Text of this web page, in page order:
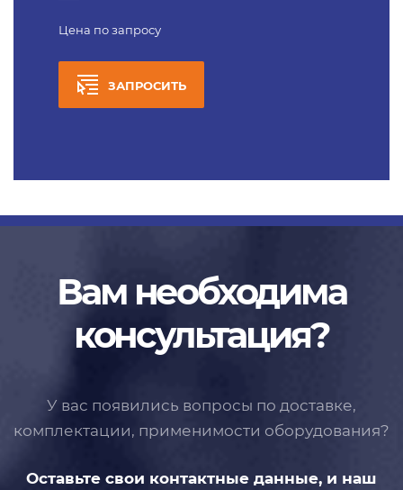
Цена по запросу
ЗАПРОСИТЬ
Вам необходима
консультация?
У вас появились вопросы по доставке,
комплектации, применимости оборудования?
Оставьте свои контактные данные, и наш